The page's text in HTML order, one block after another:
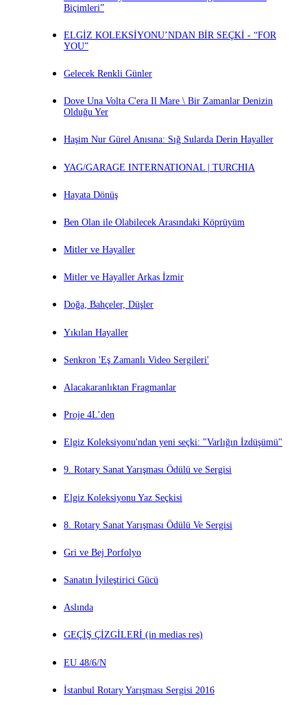
Biçimleri”
ELGİZ KOLEKSİYONU’NDAN BİR SEÇKİ - “FOR
YOU”
Gelecek Renkli Günler
Dove Una Volta C'era Il Mare \ Bir Zamanlar Denizin
Olduğu Yer
Haşim Nur Gürel Anısına: Sığ Sularda Derin Hayaller
YAG/GARAGE INTERNATIONAL | TURCHIA
Hayata Dönüş
Ben Olan ile Olabilecek Arasındaki Köprüyüm
Mitler ve Hayaller
Mitler ve Hayaller Arkas İzmir
Doğa, Bahçeler, Düşler
Yıkılan Hayaller
Senkron 'Eş Zamanlı Video Sergileri'
Alacakaranlıktan Fragmanlar
Proje 4L’den
Elgiz Koleksiyonu'ndan yeni seçki: "Varlığın İzdüşümü"
9. Rotary Sanat Yarışması Ödülü ve Sergisi
Elgiz Koleksiyonu Yaz Seçkisi
8. Rotary Sanat Yarışması Ödülü Ve Sergisi
Gri ve Bej Porfolyo
Sanatın İyileştirici Gücü
Aslında
GEÇİŞ ÇİZGİLERİ (in medias res)
EU 48/6/N
İstanbul Rotary Yarışması Sergisi 2016